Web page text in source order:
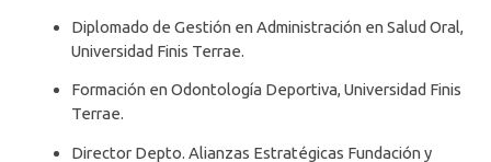
Diplomado de Gestión en Administración en Salud Oral,
Universidad Finis Terrae.
Formación en Odontología Deportiva, Universidad Finis
Terrae.
Director Depto. Alianzas Estratégicas Fundación y